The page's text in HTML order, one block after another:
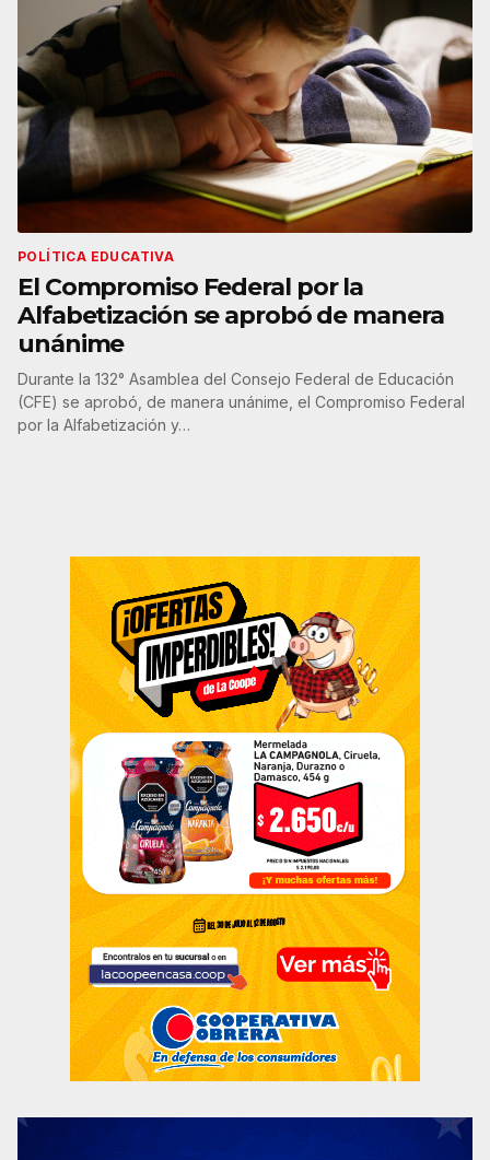
POLÍTICA EDUCATIVA
El Compromiso Federal por la
Alfabetización se aprobó de manera
unánime
Durante la 132° Asamblea del Consejo Federal de Educación
(CFE) se aprobó, de manera unánime, el Compromiso Federal
por la Alfabetización y…